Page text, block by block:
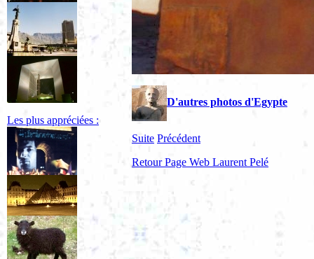
Les plus appréciées :
D'autres photos d'Egypte
Suite Précédent
Retour Page Web Laurent Pelé